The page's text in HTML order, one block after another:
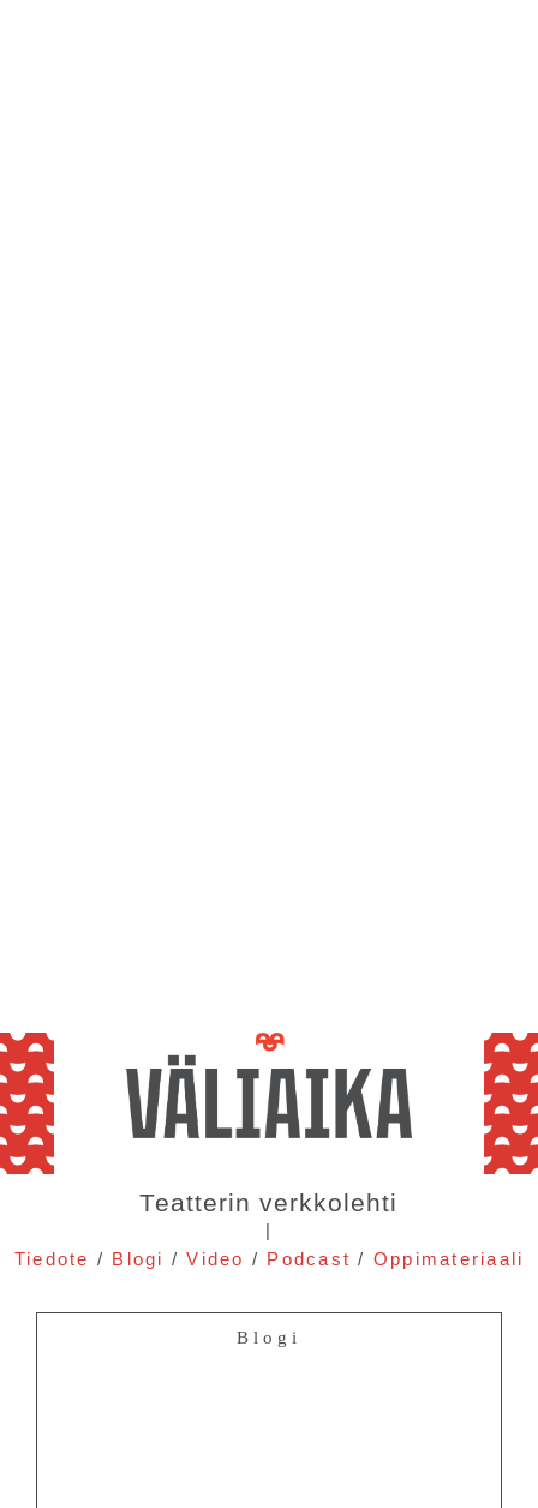
Teatterin verkkolehti
|
Tiedote / Blogi /Video / Podcast / Oppimateriaali
Blogi